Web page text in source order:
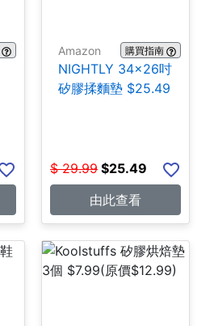
Amazon 購買指南
NIGHTLY 34x26吋
矽膠揉麵墊 $25.49
$ 29.99 $25.49
由此查看